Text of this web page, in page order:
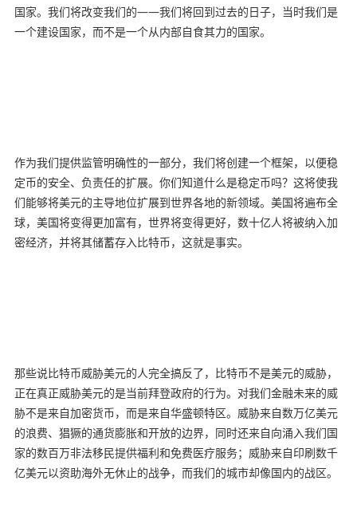
国家。我们将改变我们的——我们将回到过去的日子，当时我们是
一个建设国家，而不是一个从内部自食其力的国家。
作为我们提供监管明确性的一部分，我们将创建一个框架，以便稳
定币的安全、负责任的扩展。你们知道什么是稳定币吗？这将使我
们能够将美元的主导地位扩展到世界各地的新领域。美国将遍布全
球，美国将变得更加富有，世界将变得更好，数十亿人将被纳入加
密经济，并将其储蓄存入比特币，这就是事实。
那些说比特币威胁美元的人完全搞反了，比特币不是美元的威胁，
正在真正威胁美元的是当前拜登政府的行为。对我们金融未来的威
胁不是来自加密货币，而是来自华盛顿特区。威胁来自数万亿美元
的浪费、猖獗的通货膨胀和开放的边界，同时还来自向涌入我们国
家的数百万非法移民提供福利和免费医疗服务；威胁来自印刷数千
亿美元以资助海外无休止的战争，而我们的城市却像国内的战区。